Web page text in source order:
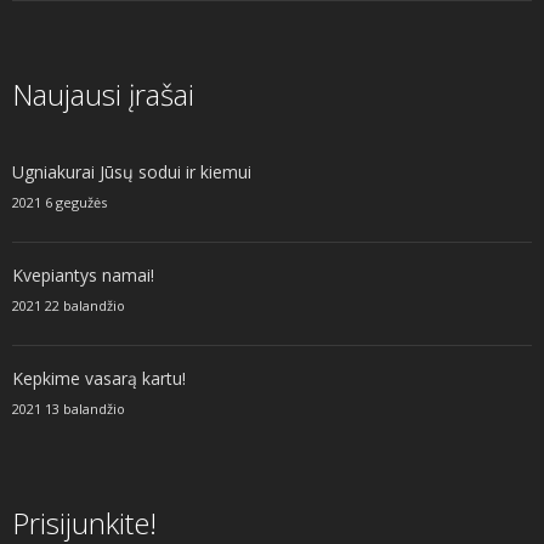
Naujausi įrašai
Ugniakurai Jūsų sodui ir kiemui
2021 6 gegužės
Kvepiantys namai!
2021 22 balandžio
Kepkime vasarą kartu!
2021 13 balandžio
Prisijunkite!